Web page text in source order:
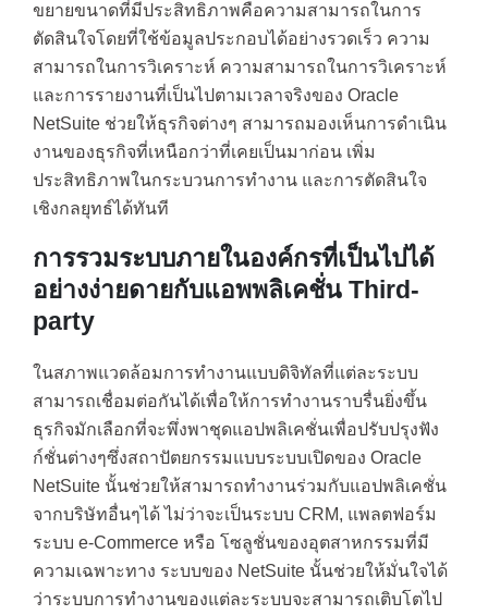
ขยายขนาดที่มีประสิทธิภาพคือความสามารถในการ
ตัดสินใจโดยที่ใช้ข้อมูลประกอบได้อย่างรวดเร็ว ความ
สามารถในการวิเคราะห์ ความสามารถในการวิเคราะห์
และการรายงานที่เป็นไปตามเวลาจริงของ Oracle
NetSuite ช่วยให้ธุรกิจต่างๆ สามารถมองเห็นการดำเนิน
งานของธุรกิจที่เหนือกว่าที่เคยเป็นมาก่อน เพิ่ม
ประสิทธิภาพในกระบวนการทำงาน และการตัดสินใจ
เชิงกลยุทธ์ได้ทันที
การรวมระบบภายในองค์กรที่เป็นไปได้
อย่างง่ายดายกับแอพพลิเคชั่น Third-
party
ในสภาพแวดล้อมการทำงานแบบดิจิทัลที่แต่ละระบบ
สามารถเชื่อมต่อกันได้เพื่อให้การทำงานราบรื่นยิ่งขึ้น
ธุรกิจมักเลือกที่จะพึ่งพาชุดแอปพลิเคชั่นเพื่อปรับปรุงฟัง
ก์ชั่นต่างๆซึ่งสถาปัตยกรรมแบบระบบเปิดของ Oracle
NetSuite นั้นช่วยให้สามารถทำงานร่วมกับแอปพลิเคชั่น
จากบริษัทอื่นๆได้ ไม่ว่าจะเป็นระบบ CRM, แพลตฟอร์ม
ระบบ e-Commerce หรือ โซลูชั่นของอุตสาหกรรมที่มี
ความเฉพาะทาง ระบบของ NetSuite นั้นช่วยให้มั่นใจได้
ว่าระบบการทำงานของแต่ละระบบจะสามารถเติบโตไป